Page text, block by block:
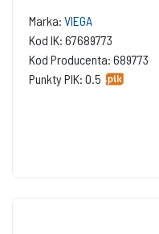
Marka: VIEGA
Kod IK: 67689773
Kod Producenta: 689773
Punkty PIK: 0.5